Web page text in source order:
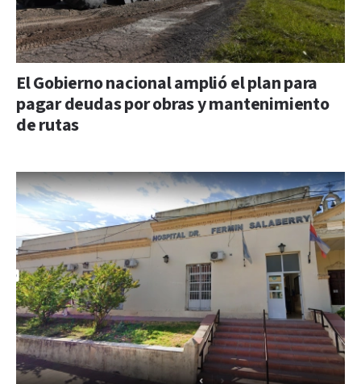
El Gobierno nacional amplió el plan para
pagar deudas por obras y mantenimiento
de rutas